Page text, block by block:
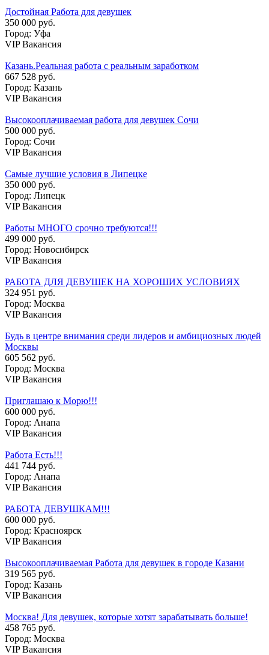
Достойная Работа для девушек
350 000 руб.
Город: Уфа
VIP Вакансия
Казань.Реальная работа с реальным заработком
667 528 руб.
Город: Казань
VIP Вакансия
Высокооплачиваемая работа для девушек Сочи
500 000 руб.
Город: Сочи
VIP Вакансия
Самые лучшие условия в Липецке
350 000 руб.
Город: Липецк
VIP Вакансия
Работы МНОГО срочно требуются!!!
499 000 руб.
Город: Новосибирск
VIP Вакансия
РАБОТА ДЛЯ ДЕВУШЕК НА ХОРОШИХ УСЛОВИЯХ
324 951 руб.
Город: Москва
VIP Вакансия
Будь в центре внимания среди лидеров и амбициозных людей
Москвы
605 562 руб.
Город: Москва
VIP Вакансия
Приглашаю к Морю!!!
600 000 руб.
Город: Анапа
VIP Вакансия
Работа Есть!!!
441 744 руб.
Город: Анапа
VIP Вакансия
РАБОТА ДЕВУШКАМ!!!
600 000 руб.
Город: Красноярск
VIP Вакансия
Высокооплачиваемая Работа для девушек в городе Казани
319 565 руб.
Город: Казань
VIP Вакансия
Москва! Для девушек, которые хотят зарабатывать больше!
458 765 руб.
Город: Москва
VIP Вакансия